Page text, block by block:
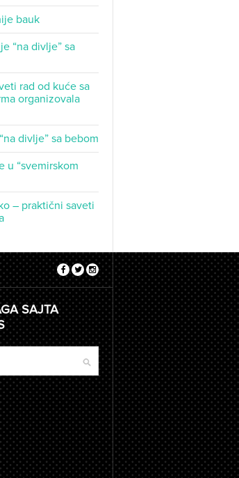
bauk
“na divlje” sa
rad od kuće sa
organizovala
divlje” sa bebom
u “svemirskom
– praktični saveti
SAJTA